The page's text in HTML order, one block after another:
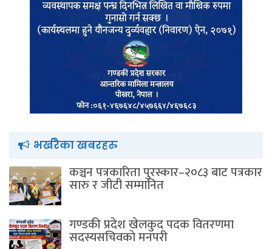
भर्खरैका खबरहरु
कञ्चन पत्रकारिता पुरस्कार–२०८३ बाट पत्रकार
सारु र जीटी सम्मानित
गण्डकी प्रदेश खेलकुद पदक वितरणमा
सदस्यसचिवकाे मनपरी